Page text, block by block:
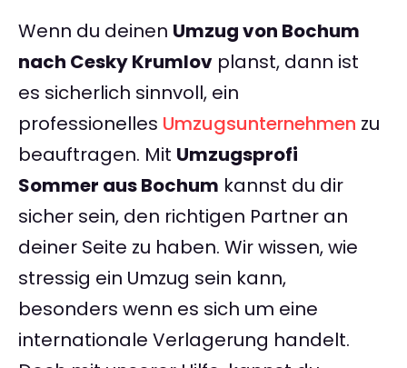
Wenn du deinen Umzug von Bochum
nach Cesky Krumlov planst, dann ist
es sicherlich sinnvoll, ein
professionelles Umzugsunternehmen zu
beauftragen. Mit Umzugsprofi
Sommer aus Bochum kannst du dir
sicher sein, den richtigen Partner an
deiner Seite zu haben. Wir wissen, wie
stressig ein Umzug sein kann,
besonders wenn es sich um eine
internationale Verlagerung handelt.